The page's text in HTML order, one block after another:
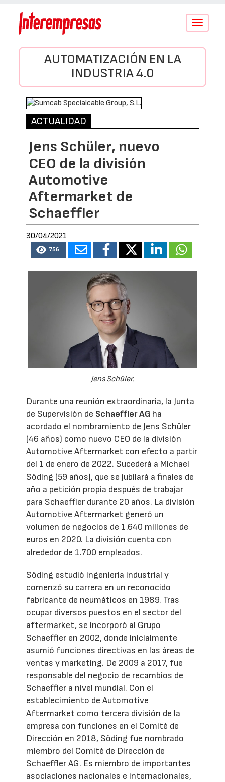
Conmutar
AUTOMATIZACIÓN EN LA
INDUSTRIA 4.0
ACTUALIDAD
Jens Schüler, nuevo
CEO de la división
Automotive
Aftermarket de
Schaeffler
30/04/2021
756
Jens Schüler.
Durante una reunión extraordinaria, la Junta
de Supervisión de Schaeffler AG ha
acordado el nombramiento de Jens Schüler
(46 años) como nuevo CEO de la división
Automotive Aftermarket con efecto a partir
del 1 de enero de 2022. Sucederá a Michael
Söding (59 años), que se jubilará a finales de
año a petición propia después de trabajar
para Schaeffler durante 20 años. La división
Automotive Aftermarket generó un
volumen de negocios de 1.640 millones de
euros en 2020. La división cuenta con
alrededor de 1.700 empleados.
Söding estudió ingeniería industrial y
comenzó su carrera en un reconocido
fabricante de neumáticos en 1989. Tras
ocupar diversos puestos en el sector del
aftermarket, se incorporó al Grupo
Schaeffler en 2002, donde inicialmente
asumió funciones directivas en las áreas de
ventas y marketing. De 2009 a 2017, fue
responsable del negocio de recambios de
Schaeffler a nivel mundial. Con el
establecimiento de Automotive
Aftermarket como tercera división de la
empresa con funciones en el Comité de
Dirección en 2018, Söding fue nombrado
miembro del Comité de Dirección de
Schaeffler AG. Es miembro de importantes
asociaciones nacionales e internacionales,